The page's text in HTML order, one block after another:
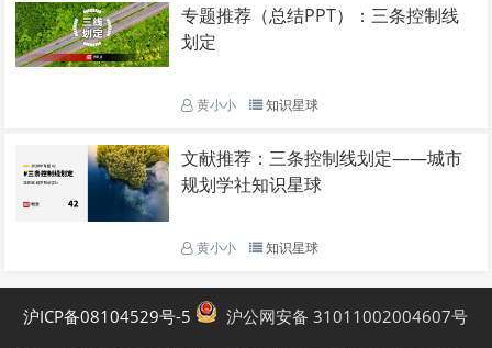
专题推荐（总结PPT）：三条控制线
划定
黄小小 知识星球
文献推荐：三条控制线划定——城市
规划学社知识星球
黄小小 知识星球
沪ICP备08104529号-5 沪公网安备 31011002004607号